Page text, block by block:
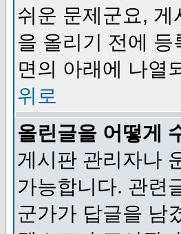
쉬운 문제군요,
을 올리기 전에
면의 아래에 나열
위로
올린글을 어떻게
게시판 관리자나
가능합니다. 관련
군가가 답글을 남